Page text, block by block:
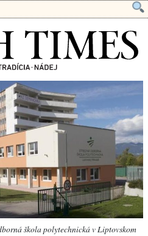
škola polytechnická v Liptovskom